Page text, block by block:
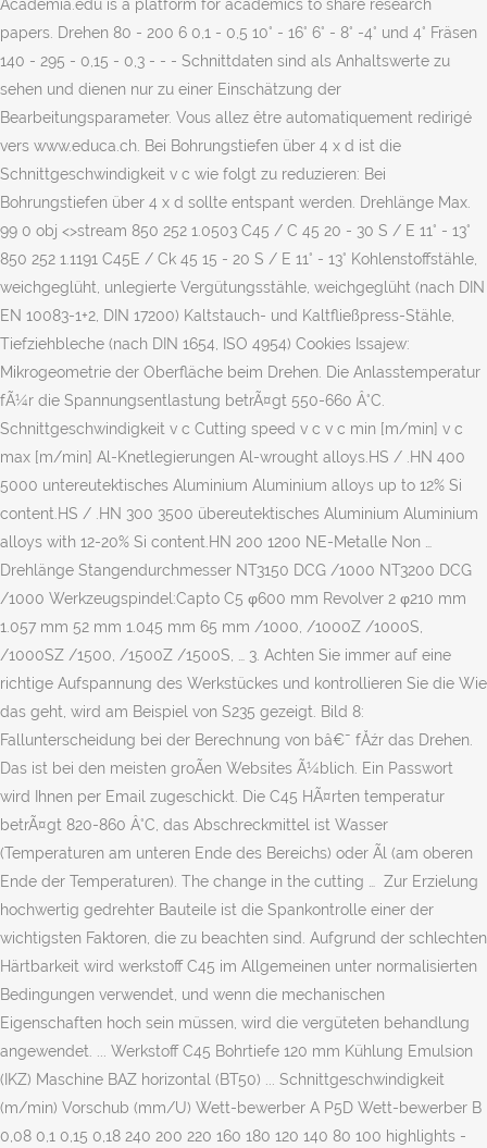
Academia.edu is a platform for academics to share research
papers. Drehen 80 - 200 6 0,1 - 0,5 10° - 16° 6° - 8° -4° und 4° Fräsen
140 - 295 - 0,15 - 0,3 - - - Schnittdaten sind als Anhaltswerte zu
sehen und dienen nur zu einer Einschätzung der
Bearbeitungsparameter. Vous allez être automatiquement redirigé
vers www.educa.ch. Bei Bohrungstiefen über 4 x d ist die
Schnittgeschwindigkeit v c wie folgt zu reduzieren: Bei
Bohrungstiefen über 4 x d sollte entspant werden. Drehlänge Max.
99 0 obj <>stream 850 252 1.0503 C45 / C 45 20 - 30 S / E 11° - 13°
850 252 1.1191 C45E / Ck 45 15 - 20 S / E 11° - 13° Kohlenstoffstähle,
weichgeglüht, unlegierte Vergütungsstähle, weichgeglüht (nach DIN
EN 10083-1+2, DIN 17200) Kaltstauch- und Kaltfließpress-Stähle,
Tiefziehbleche (nach DIN 1654, ISO 4954) Cookies Issajew:
Mikrogeometrie der Oberfläche beim Drehen. Die Anlasstemperatur
fÃ¼r die Spannungsentlastung betrÃ¤gt 550-660 Â°C.
Schnittgeschwindigkeit v c Cutting speed v c v c min [m/min] v c
max [m/min] Al-Knetlegierungen Al-wrought alloys.HS / .HN 400
5000 untereutektisches Aluminium Aluminium alloys up to 12% Si
content.HS / .HN 300 3500 übereutektisches Aluminium Aluminium
alloys with 12-20% Si content.HN 200 1200 NE-Metalle Non …
Drehlänge Stangendurchmesser NT3150 DCG /1000 NT3200 DCG
/1000 Werkzeugspindel:Capto C5 φ600 mm Revolver 2 φ210 mm
1.057 mm 52 mm 1.045 mm 65 mm /1000, /1000Z /1000S,
/1000SZ /1500, /1500Z /1500S, … 3. Achten Sie immer auf eine
richtige Aufspannung des Werkstückes und kontrollieren Sie die Wie
das geht, wird am Beispiel von S235 gezeigt. Bild 8:
Fallunterscheidung bei der Berechnung von bâ€˜ fĂźr das Drehen.
Das ist bei den meisten groÃen Websites Ã¼blich. Ein Passwort
wird Ihnen per Email zugeschickt. Die C45 HÃ¤rten temperatur
betrÃ¤gt 820-860 Â°C, das Abschreckmittel ist Wasser
(Temperaturen am unteren Ende des Bereichs) oder Ãl (am oberen
Ende der Temperaturen). The change in the cutting … Zur Erzielung
hochwertig gedrehter Bauteile ist die Spankontrolle einer der
wichtigsten Faktoren, die zu beachten sind. Aufgrund der schlechten
Härtbarkeit wird werkstoff C45 im Allgemeinen unter normalisierten
Bedingungen verwendet, und wenn die mechanischen
Eigenschaften hoch sein müssen, wird die vergüteten behandlung
angewendet. ... Werkstoff C45 Bohrtiefe 120 mm Kühlung Emulsion
(IKZ) Maschine BAZ horizontal (BT50) ... Schnittgeschwindigkeit
(m/min) Vorschub (mm/U) Wett-bewerber A P5D Wett-bewerber B
0,08 0,1 0,15 0,18 240 200 220 160 180 120 140 80 100 highlights -